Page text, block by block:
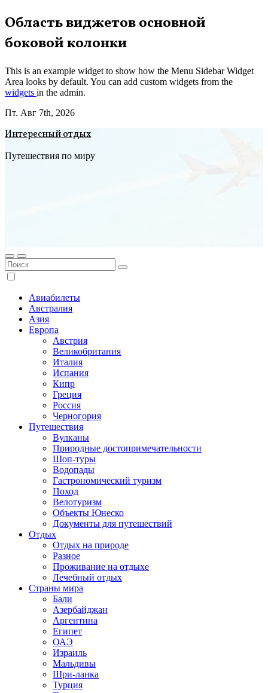
Перейти
к
содержимому
Область виджетов основной
боковой колонки
This is an example widget to show how the Menu Sidebar Widget
Area looks by default. You can add custom widgets from the
widgets in the admin.
Пт. Авг 7th, 2026
Интересный отдых
Путешествия по миру
Авиабилеты
Австралия
Азия
Европа
Австрия
Великобритания
Италия
Испания
Кипр
Греция
Россия
Черногория
Путешествия
Вулканы
Природные достопримечательности
Шоп-туры
Водопады
Гастрономический туризм
Поход
Велотуризм
Объекты Юнеско
Документы для путешествий
Отдых
Отдых на природе
Разное
Проживание на отдыхе
Лечебный отдых
Страны мира
Бали
Азербайджан
Аргентина
Египет
ОАЭ
Израиль
Мальдивы
Шри-ланка
Турция